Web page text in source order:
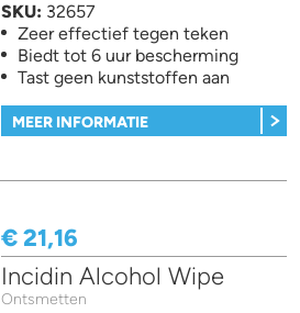
SKU: 32657
Zeer effectief tegen teken
Biedt tot 6 uur bescherming
Tast geen kunststoffen aan
MEER INFORMATIE
€ 21,16
Incidin Alcohol Wipe
Ontsmetten